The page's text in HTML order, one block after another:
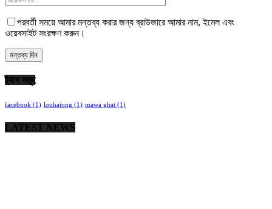
পরবর্তী সময়ে আমার মন্তব্য করার জন্য ব্রাউজারে আমার নাম, ইমেল এবং
ওয়েবসাইট সংরক্ষণ করুন।
ট্যাগ সমূহ
facebook (1) louhajong (1) mawa ghat (1)
LATEST NEWS